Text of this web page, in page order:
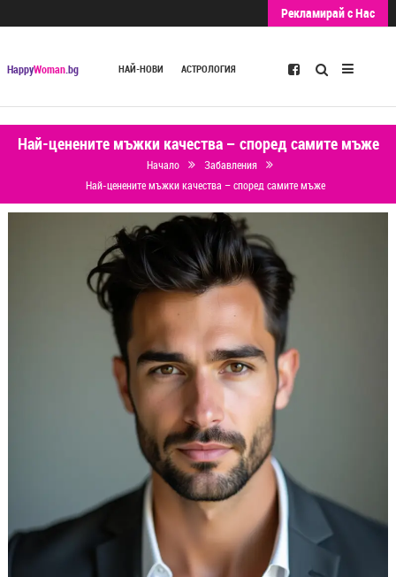
Рекламирай с Нас
HappyWoman.bg НАЙ-НОВИ АСТРОЛОГИЯ Търсене
Най-ценените мъжки качества – според самите мъже
Начало
Забавления
Най-ценените мъжки качества – според самите мъже